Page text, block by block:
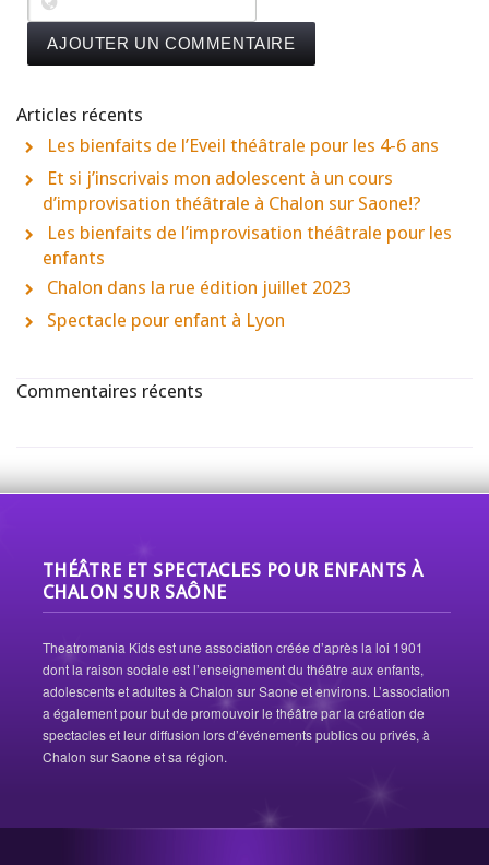
Articles récents
Les bienfaits de l’Eveil théâtrale pour les 4-6 ans
Et si j’inscrivais mon adolescent à un cours
d’improvisation théâtrale à Chalon sur Saone!?
Les bienfaits de l’improvisation théâtrale pour les
enfants
Chalon dans la rue édition juillet 2023
Spectacle pour enfant à Lyon
Commentaires récents
THÉÂTRE ET SPECTACLES POUR ENFANTS À
CHALON SUR SAÔNE
Theatromania Kids est une association créée d’après la loi 1901
dont la raison sociale est l’enseignement du théâtre aux enfants,
adolescents et adultes à Chalon sur Saone et environs. L’association
a également pour but de promouvoir le théâtre par la création de
spectacles et leur diffusion lors d’événements publics ou privés, à
Chalon sur Saone et sa région.